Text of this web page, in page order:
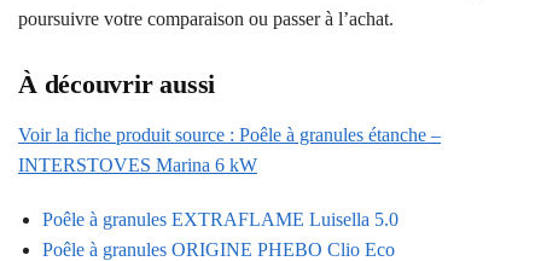
poursuivre votre comparaison ou passer à l’achat.
À découvrir aussi
Voir la fiche produit source : Poêle à granules étanche –
INTERSTOVES Marina 6 kW
Poêle à granules EXTRAFLAME Luisella 5.0
Poêle à granules ORIGINE PHEBO Clio Eco